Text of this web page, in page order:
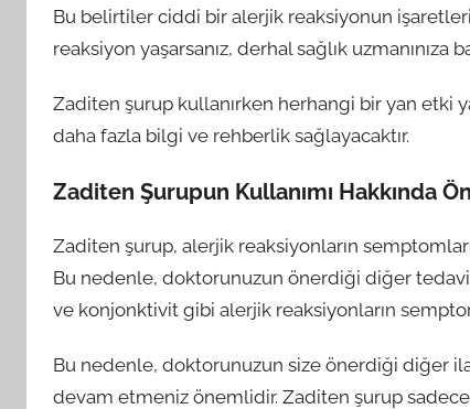
Bu belirtiler ciddi bir alerjik reaksiyonun
reaksiyon yaşarsanız, derhal sağlık
Zaditen şurup kullanırken herhangi bir yan etki
daha fazla bilgi ve rehberlik sağlayacaktır.
Zaditen Şurupun Kullanımı Hakkında
Zaditen şurup, alerjik reaksiyonların
Bu nedenle, doktorunuzun önerdiği diğer
ve konjonktivit gibi alerjik reaksiyonların
Bu nedenle, doktorunuzun size önerdiği diğer
devam etmeniz önemlidir. Zaditen şurup